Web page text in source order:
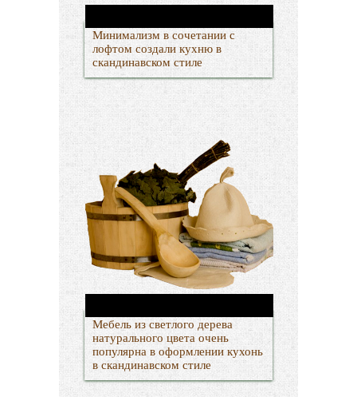
Минимализм в сочетании с
лофтом создали кухню в
скандинавском стиле
Мебель из светлого дерева
натурального цвета очень
популярна в оформлении кухонь
в скандинавском стиле